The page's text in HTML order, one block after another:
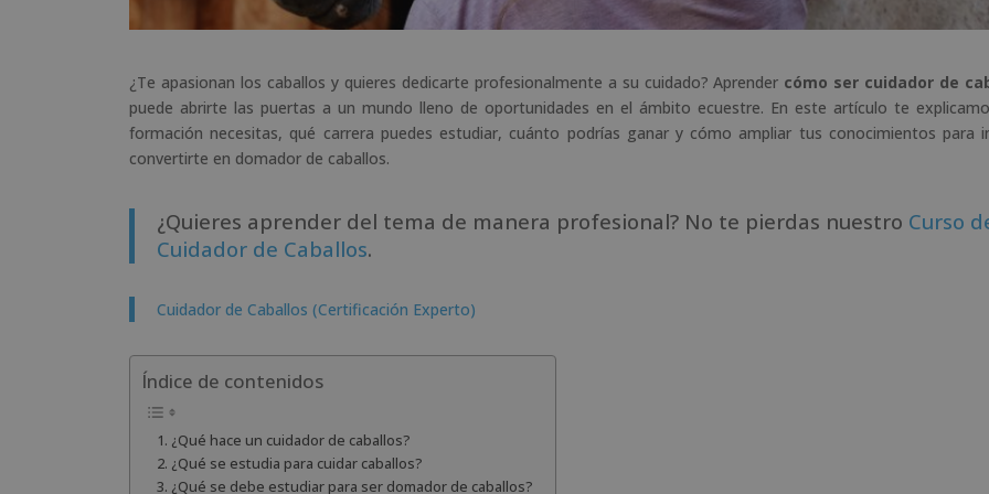
¿Te apasionan los caballos y quieres dedicarte profesionalmente a su cuidado? Aprender cómo ser cuidador de
puede abrirte las puertas a un mundo lleno de oportunidades en el ámbito ecuestre. En este artículo te
formación necesitas, qué carrera puedes estudiar, cuánto podrías ganar y cómo ampliar tus conocimientos para
convertirte en domador de caballos.
¿Quieres aprender del tema de manera profesional? No te pierdas nuestro Curso
Cuidador de Caballos.
Cuidador de Caballos (Certificación Experto)
Índice de contenidos
¿Qué hace un cuidador de caballos?
¿Qué se estudia para cuidar caballos?
¿Qué se debe estudiar para ser domador de caballos?